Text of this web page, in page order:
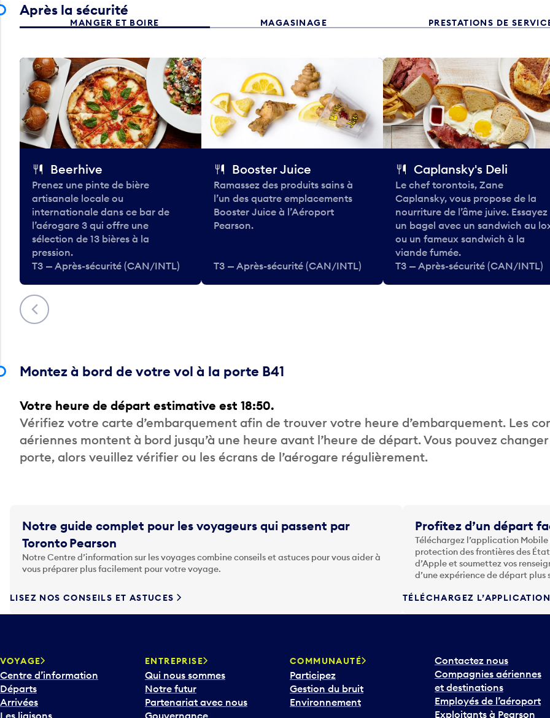
Après la sécurité
MANGER ET BOIRE MAGASINAGE PRESTATIONS DE
Précédent
Beerhive
Prenez une pinte de bière
artisanale locale ou
internationale dans ce bar de
l’aérogare 3 qui offre une
sélection de 13 bières à la
pression.
T3 — Après-sécurité (CAN/INTL)
Booster Juice
Ramassez des produits sains à
l’un des quatre emplacements
Booster Juice à l’Aéroport
Pearson.
T3 — Après-sécurité (CAN/INTL)
Caplansky's Deli
Le chef torontois, Zane
Caplansky, vous propose de la
nourriture de l’âme juive. Essayez
un bagel avec un sandwich au
ou un fameux sandwich à la
viande fumée.
T3 — Après-sécurité (CAN/INTL)
Montez à bord de votre vol à la porte B41
Votre heure de départ estimative est 18:50.
Vérifiez votre carte d’embarquement afin de trouver votre heure d’embarquement. Les
aériennes montent à bord jusqu’à une heure avant l’heure de départ. Vous pouvez
porte, alors veuillez vérifier ou les écrans de l’aérogare régulièrement.
Notre guide complet pour les voyageurs qui passent par
Toronto Pearson
Notre Centre d’information sur les voyages combine conseils et astuces pour vous aider à
vous préparer plus facilement pour votre voyage.
LISEZ NOS CONSEILS ET ASTUCES
Profitez d’un départ
Téléchargez l’application
protection des frontières des
d’Apple et soumettez vos
d’une expérience de départ plus
TÉLÉCHARGEZ L’APPLICATION
VOYAGE
Centre d’information
Départs
Arrivées
Les liaisons
ENTREPRISE
Qui nous sommes
Notre futur
Partenariat avec nous
Gouvernance
COMMUNAUTÉ
Participez
Gestion du bruit
Environnement
Contactez nous
Compagnies aériennes
et destinations
Employés de l’aéroport
Exploitants à Pearson